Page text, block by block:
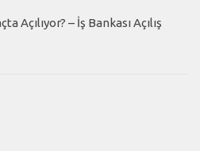
Açılıyor? – İş Bankası Açılış